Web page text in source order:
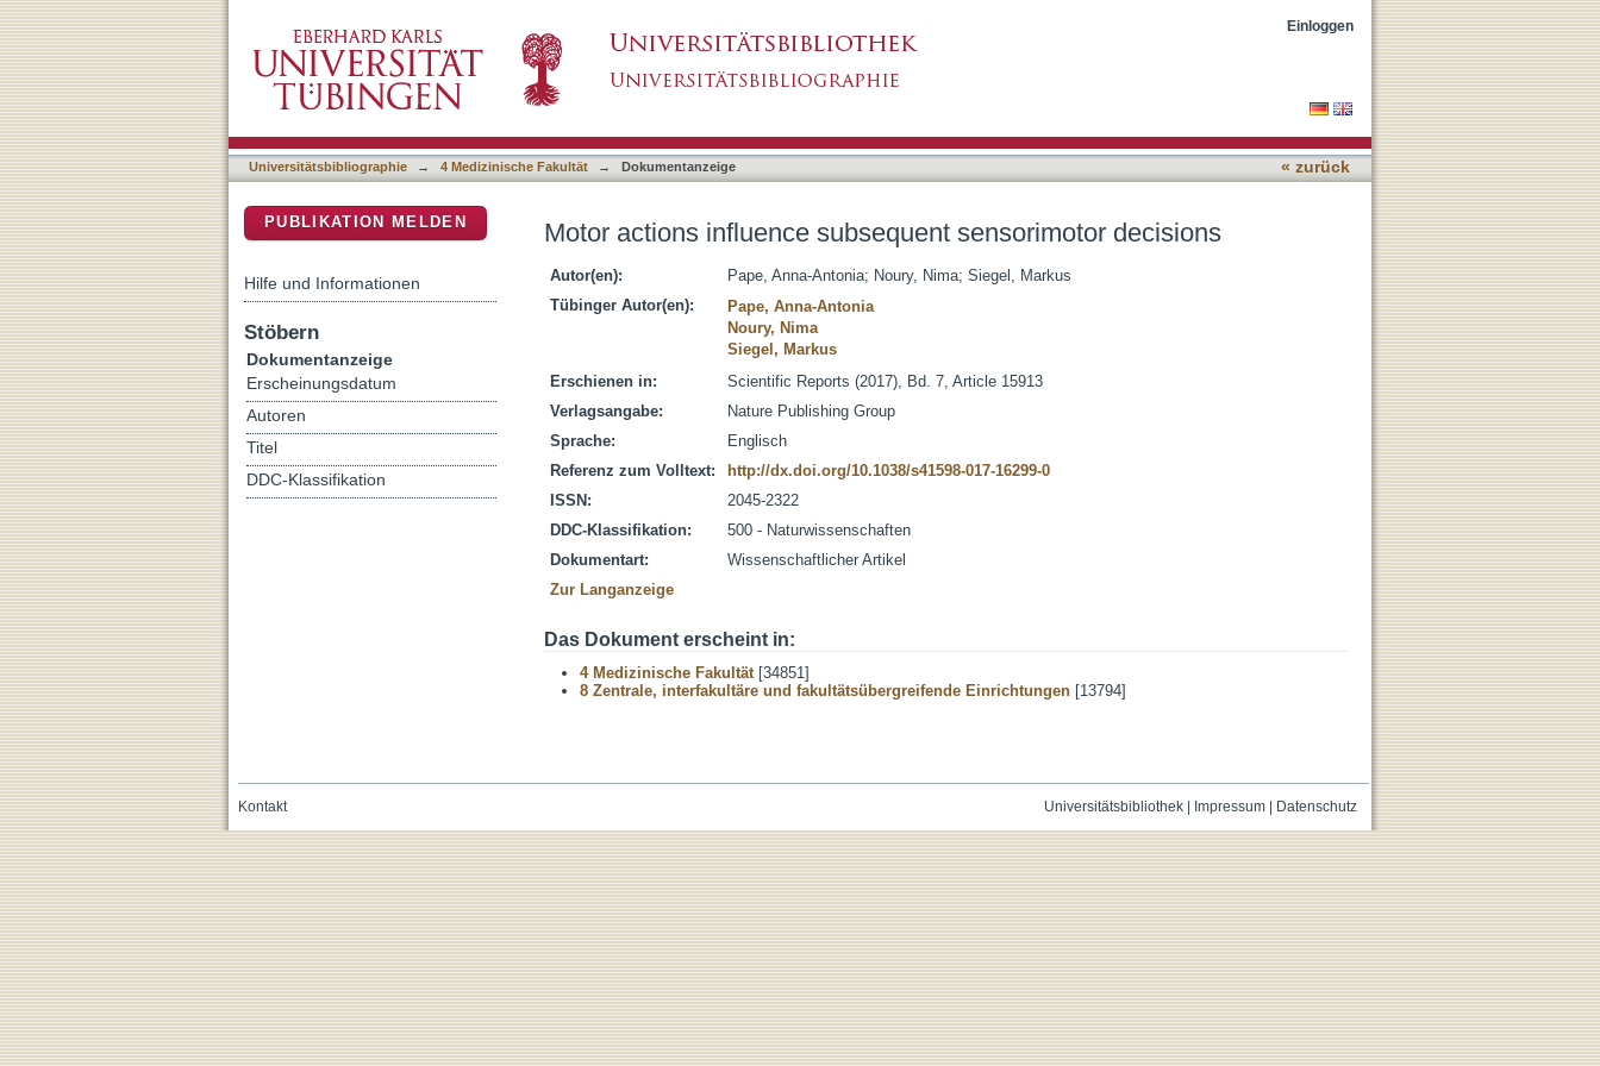
Einloggen
Universitätsbibliographie → 4 Medizinische Fakultät → Dokumentanzeige « zurück
Motor actions influence subsequent sensorimotor decisions
Autor(en): Pape, Anna-Antonia; Noury, Nima; Siegel, Markus
Tübinger Autor(en):
Pape, Anna-Antonia
Noury, Nima
Siegel, Markus
Erschienen in:
Scientific Reports (2017), Bd. 7, Article 15913
Verlagsangabe:
Nature Publishing Group
Sprache:
Englisch
Referenz zum Volltext:
http://dx.doi.org/10.1038/s41598-017-16299-0
ISSN:
2045-2322
DDC-Klassifikation:
500 - Naturwissenschaften
Dokumentart:
Wissenschaftlicher Artikel
Zur Langanzeige
Das Dokument erscheint in:
4 Medizinische Fakultät[34851]
8 Zentrale, interfakultäre und fakultätsübergreifende Einrichtungen [13794]
PUBLIKATION MELDEN
Hilfe und Informationen
Stöbern
Dokumentanzeige
Erscheinungsdatum
Autoren
Titel
DDC-Klassifikation
Universitätsbibliothek| Impressum| Datenschutz
Kontakt